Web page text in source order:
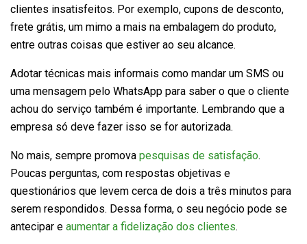
clientes insatisfeitos. Por exemplo, cupons de desconto,
frete grátis, um mimo a mais na embalagem do produto,
entre outras coisas que estiver ao seu alcance.
Adotar técnicas mais informais como mandar um SMS ou
uma mensagem pelo WhatsApp para saber o que o cliente
achou do serviço também é importante. Lembrando que a
empresa só deve fazer isso se for autorizada.
No mais, sempre promova pesquisas de satisfação.
Poucas perguntas, com respostas objetivas e
questionários que levem cerca de dois a três minutos para
serem respondidos. Dessa forma, o seu negócio pode se
antecipar e aumentar a fidelização dos clientes.